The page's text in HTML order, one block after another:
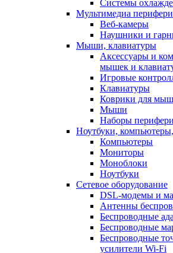
Системы
Мультимедиа
Веб-камеры
Наушники и
Мыши, клавиатуры
Аксессуары и
мышек и
Игровые
Клавиатуры
Коврики для
Мыши
Наборы
Ноутбуки,
Компьютеры
Мониторы
Моноблоки
Ноутбуки
Сетевое оборудование
DSL-модемы и
Антенны
Беспроводные
Беспроводные
Беспроводные
усилители Wi-Fi